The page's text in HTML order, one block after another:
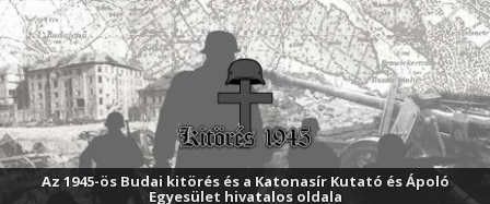
Az 1945-ös Budai kitörés és a Katonasír Kutató és Ápoló
Egyesület hivatalos oldala